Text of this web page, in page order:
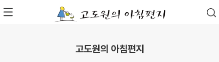
고도원의 아침편지